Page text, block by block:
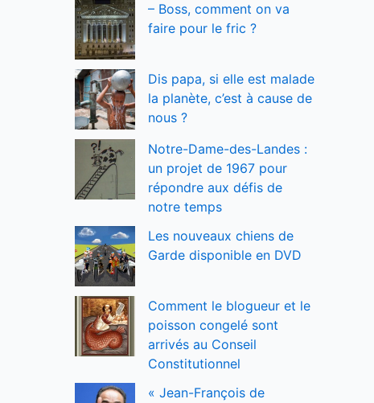
– Boss, comment on va
faire pour le fric ?
Dis papa, si elle est malade
la planète, c’est à cause de
nous ?
Notre-Dame-des-Landes :
un projet de 1967 pour
répondre aux défis de
notre temps
Les nouveaux chiens de
Garde disponible en DVD
Comment le blogueur et le
poisson congelé sont
arrivés au Conseil
Constitutionnel
« Jean-François de